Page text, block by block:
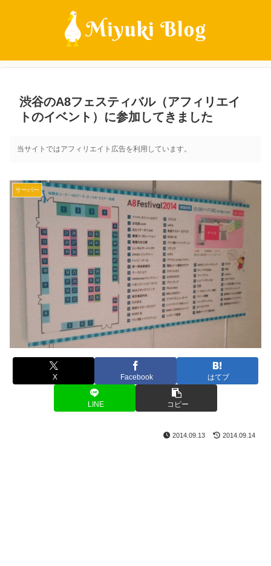
渋谷のA8フェスティバル（アフィリエイ
トのイベント）に参加してきました
当サイトではアフィリエイト広告を利用しています。
サーバー
X Facebook はてブ
LINE コピー
2014.09.13 2014.09.14